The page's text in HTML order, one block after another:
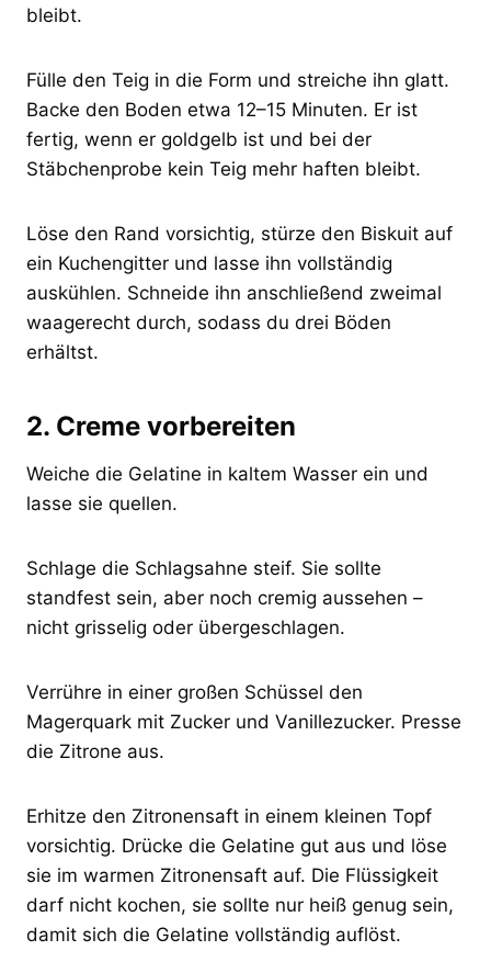
bleibt.
Fülle den Teig in die Form und streiche ihn glatt.
Backe den Boden etwa 12–15 Minuten. Er ist
fertig, wenn er goldgelb ist und bei der
Stäbchenprobe kein Teig mehr haften bleibt.
Löse den Rand vorsichtig, stürze den Biskuit auf
ein Kuchengitter und lasse ihn vollständig
auskühlen. Schneide ihn anschließend zweimal
waagerecht durch, sodass du drei Böden
erhältst.
2. Creme vorbereiten
Weiche die Gelatine in kaltem Wasser ein und
lasse sie quellen.
Schlage die Schlagsahne steif. Sie sollte
standfest sein, aber noch cremig aussehen –
nicht grisselig oder übergeschlagen.
Verrühre in einer großen Schüssel den
Magerquark mit Zucker und Vanillezucker. Presse
die Zitrone aus.
Erhitze den Zitronensaft in einem kleinen Topf
vorsichtig. Drücke die Gelatine gut aus und löse
sie im warmen Zitronensaft auf. Die Flüssigkeit
darf nicht kochen, sie sollte nur heiß genug sein,
damit sich die Gelatine vollständig auflöst.